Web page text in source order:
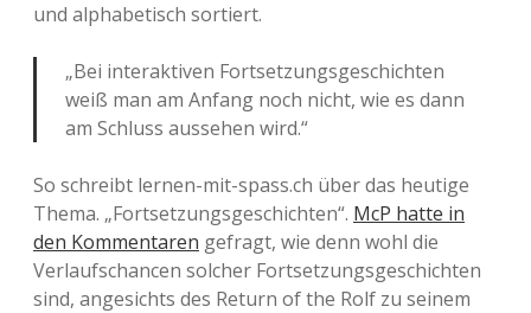
und alphabetisch sortiert.
„Bei interaktiven Fortsetzungsgeschichten
weiß man am Anfang noch nicht, wie es dann
am Schluss aussehen wird.“
So schreibt lernen-mit-spass.ch über das heutige
Thema. „Fortsetzungsgeschichten“. McP hatte in
den Kommentaren gefragt, wie denn wohl die
Verlaufschancen solcher Fortsetzungsgeschichten
sind, angesichts des Return of the Rolf zu seinem